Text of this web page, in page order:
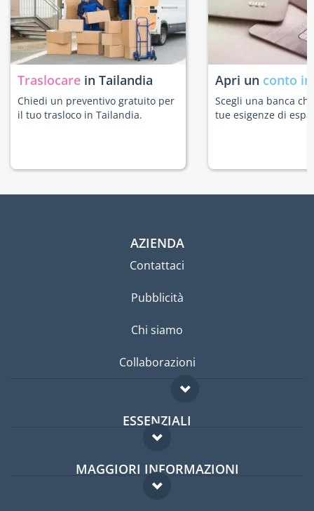
Traslocare in Tailandia
Chiedi un preventivo gratuito per
il tuo trasloco in Tailandia.
Apri un conto
Scegli una banca
tue esigenze di
AZIENDA
Contattaci
Pubblicità
Chi siamo
Collaborazioni
ESSENZIALI
Forum per expat
Guida per expat
MAGGIORI INFORMAZIONI
Domande frequenti